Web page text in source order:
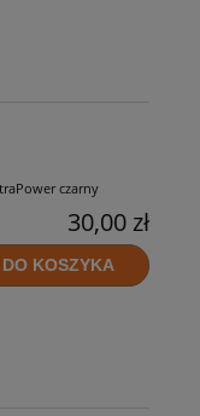
czarny
30,00 zł
DO KOSZYKA